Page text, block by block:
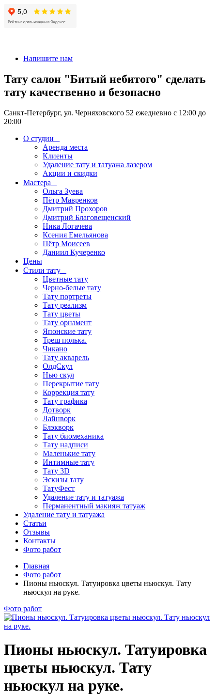
Напишите нам
Тату салон "Битый небитого" сделать
тату качественно и безопасно
Санкт-Петербург, ул. Черняховского 52 ежедневно с 12:00 до
20:00
О студии
Аренда места
Клиенты
Удаление тату и татуажа лазером
Акции и скидки
Мастера
Ольга Зуева
Пётр Мавренков
Дмитрий Прохоров
Дмитрий Благовещенский
Ника Логачева
Ксения Емельянова
Пётр Моисеев
Даниил Кучеренко
Цены
Стили тату
Цветные тату
Черно-белые тату
Тату портреты
Тату реализм
Тату цветы
Тату орнамент
Японские тату
Треш полька.
Чикано
Тату акварель
ОлдСкул
Нью скул
Перекрытие тату
Коррекция тату
Тату графика
Дотворк
Лайнворк
Блэкворк
Тату биомеханика
Тату надписи
Маленькие тату
Интимные тату
Тату 3D
Эскизы тату
ТатуФест
Удаление тату и татуажа
Перманентный макияж татуаж
Удаление тату и татуажа
Статьи
Отзывы
Контакты
Фото работ
Главная
Фото работ
Пионы ньюскул. Татуировка цветы ньюскул. Тату
ньюскул на руке.
Фото работ
Пионы ньюскул. Татуировка
цветы ньюскул. Тату
ньюскул на руке.